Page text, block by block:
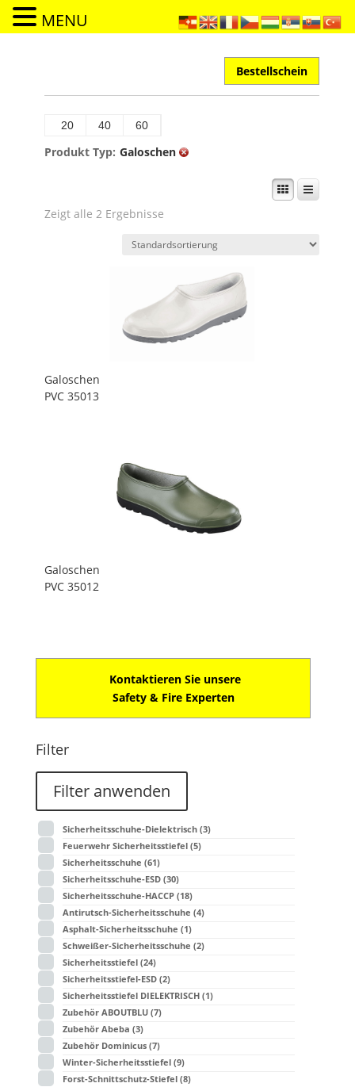
Bestellschein
20 40 60
Produkt Typ: Galoschen
Zeigt alle 2 Ergebnisse
Galoschen
PVC 35013
Galoschen
PVC 35012
Kontaktieren Sie unsere
Safety & Fire Experten
Filter
Filter anwenden
Sicherheitsschuhe-Dielektrisch (3)
Feuerwehr Sicherheitsstiefel (5)
Sicherheitsschuhe (61)
Sicherheitsschuhe-ESD (30)
Sicherheitsschuhe-HACCP (18)
Antirutsch-Sicherheitsschuhe (4)
Asphalt-Sicherheitsschuhe (1)
Schweißer-Sicherheitsschuhe (2)
Sicherheitsstiefel (24)
Sicherheitsstiefel-ESD (2)
Sicherheitsstiefel DIELEKTRISCH (1)
Zubehör ABOUTBLU (7)
Zubehör Abeba (3)
Zubehör Dominicus (7)
Winter-Sicherheitsstiefel (9)
Forst-Schnittschutz-Stiefel (8)
MENU